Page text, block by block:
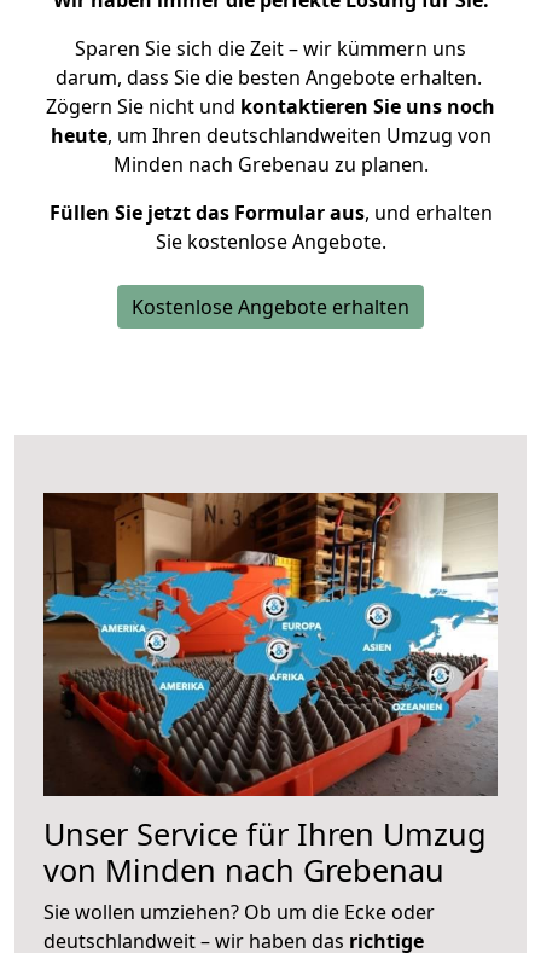
Sparen Sie sich die Zeit – wir kümmern uns
darum, dass Sie die besten Angebote erhalten.
Zögern Sie nicht und kontaktieren Sie uns noch
heute, um Ihren deutschlandweiten Umzug von
Minden nach Grebenau zu planen.
Füllen Sie jetzt das Formular aus, und erhalten
Sie kostenlose Angebote.
Kostenlose Angebote erhalten
Unser Service für Ihren Umzug
von Minden nach Grebenau
Sie wollen umziehen? Ob um die Ecke oder
deutschlandweit – wir haben das richtige